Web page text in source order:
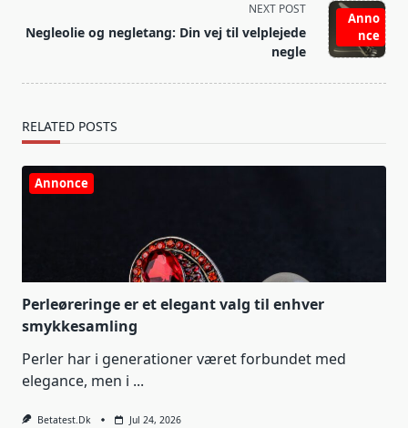
reader-
Anno
nce
NEXT POST
Negleolie og negletang: Din vej til velplejede
negle
RELATED POSTS
Annonce
Perleøreringe er et elegant valg til enhver
smykkesamling
Perler har i generationer været forbundet med
elegance, men i ...
Betatest.dk Jul 24, 2026